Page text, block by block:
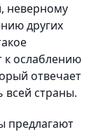
неверному
других
к ослаблению
отвечает
всей страны.
предлагают